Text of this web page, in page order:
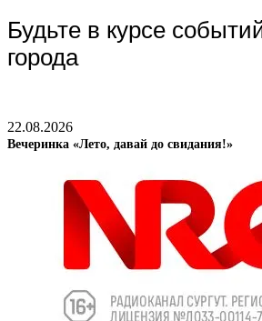
Будьте в курсе
города
22.08.2026
Вечеринка «Лето, давай до свидания!»